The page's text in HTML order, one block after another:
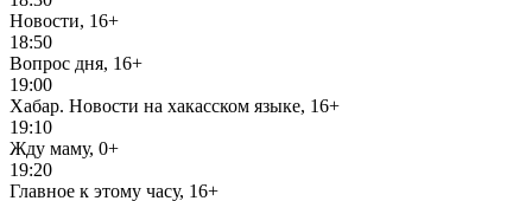
Новости, 16+
18:50
Вопрос дня, 16+
19:00
Хабар. Новости на хакасском языке, 16+
19:10
Жду маму, 0+
19:20
Главное к этому часу, 16+